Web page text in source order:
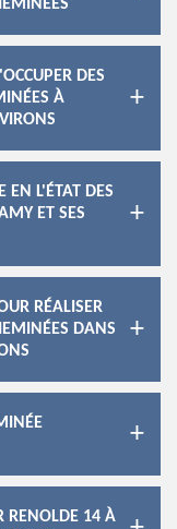
DES
À
EN L'ÉTAT DES
ET SES
RÉALISER
DANS
RENOLDE 14 À